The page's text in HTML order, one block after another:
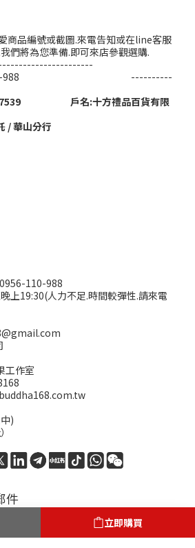
立即購買
商品編號或截圖.來電告知或在line客服
們將為您準備.即可來店參觀選購.
890-988 ----------
戶名:十方禮品百貨有限
/ 華山分行
110-988
上19:30(人力不足.時間較彈性.請來電
工作室
)
件
動訊息